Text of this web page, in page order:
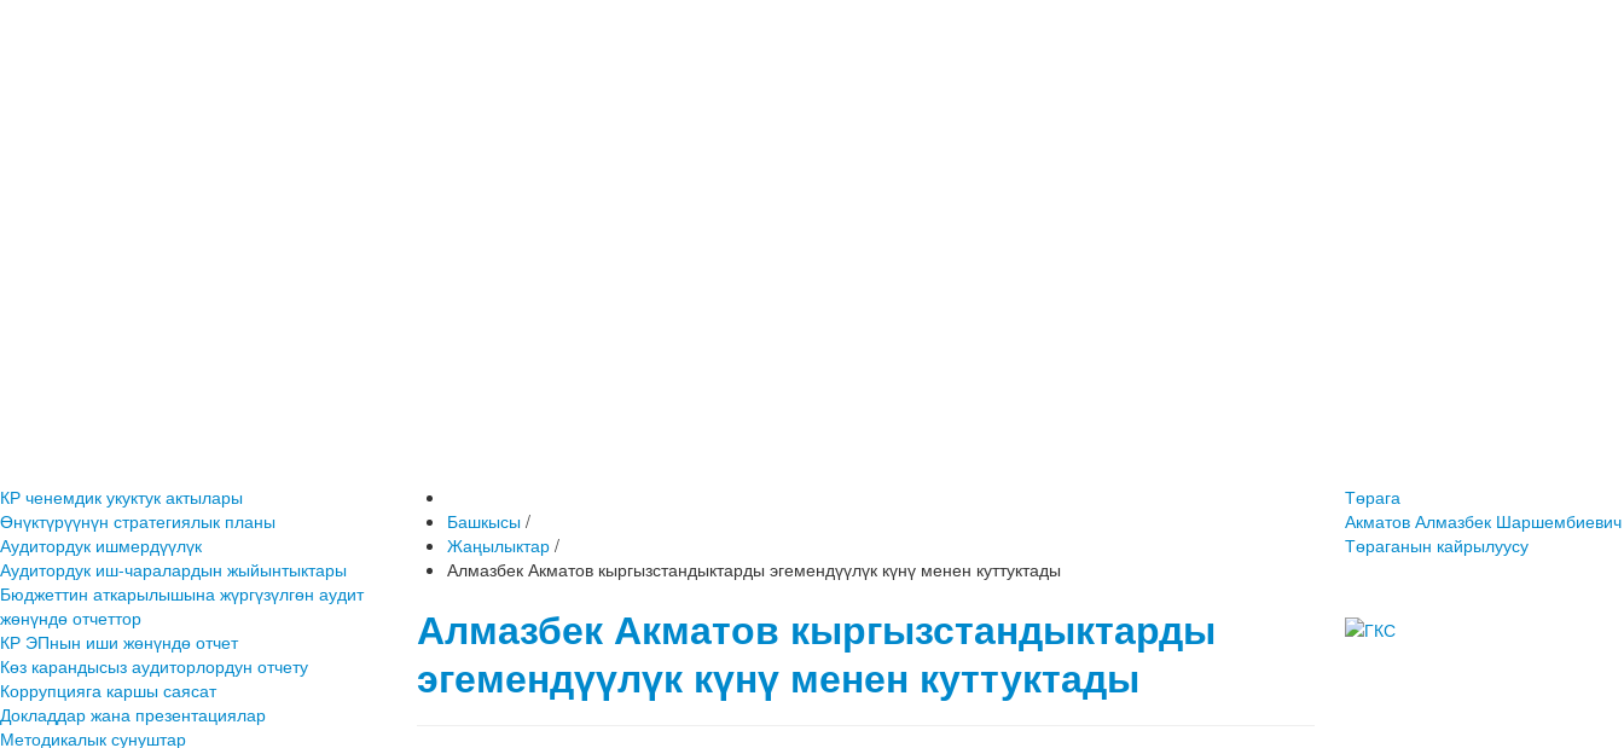
КР ченемдик укуктук актылары
Өнүктүрүүнүн стратегиялык планы
Аудитордук ишмердүүлүк
Аудитордук иш-чаралардын жыйынтыктары
Бюджеттин аткарылышына жүргүзүлгөн аудит
жөнүндө отчеттор
КР ЭПнын иши жөнүндө отчет
Көз карандысыз аудиторлордун отчету
Коррупцияга каршы саясат
Докладдар жана презентациялар
Методикалык сунуштар
Башкысы /
Жаңылыктар /
Алмазбек Акматов кыргызстандыктарды эгемендүүлүк күнү менен куттуктады
Алмазбек Акматов кыргызстандыктарды
эгемендүүлүк күнү менен куттуктады
Төрага
Акматов Алмазбек Шаршембиевич
Төраганын кайрылуусу